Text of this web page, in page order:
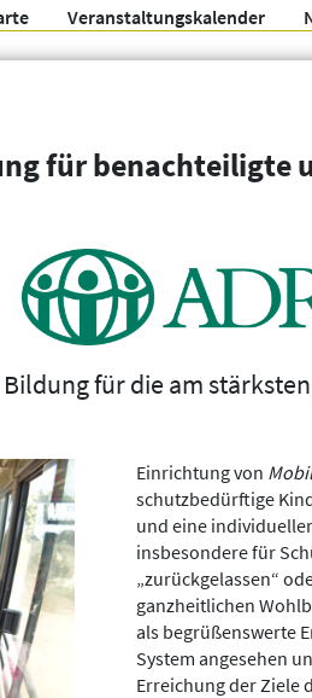
Veranstaltungskalender
für benachteiligte
für die am
Einrichtung von
schutzbedürftige
und eine
insbesondere für
„zurückgelassen“
ganzheitlichen
als begrüßenswerte
System angesehen
Erreichung der Ziele